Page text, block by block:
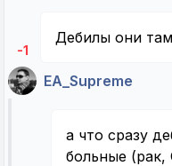
-1
Дебилы они там
EA_Supreme
а что сразу
больные